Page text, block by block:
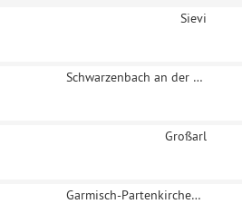
Sievi
Schwarzenbach an der Pielach
Großarl
Garmisch-Partenkirchen-Wallgau